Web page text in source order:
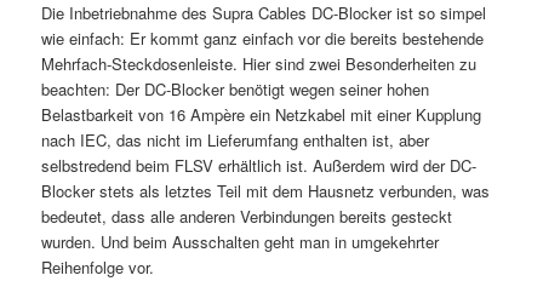
Die Inbetriebnahme des Supra Cables DC-Blocker ist so simpel
wie einfach: Er kommt ganz einfach vor die bereits bestehende
Mehrfach-Steckdosenleiste. Hier sind zwei Besonderheiten zu
beachten: Der DC-Blocker benötigt wegen seiner hohen
Belastbarkeit von 16 Ampère ein Netzkabel mit einer Kupplung
nach IEC, das nicht im Lieferumfang enthalten ist, aber
selbstredend beim FLSV erhältlich ist. Außerdem wird der DC-
Blocker stets als letztes Teil mit dem Hausnetz verbunden, was
bedeutet, dass alle anderen Verbindungen bereits gesteckt
wurden. Und beim Ausschalten geht man in umgekehrter
Reihenfolge vor.